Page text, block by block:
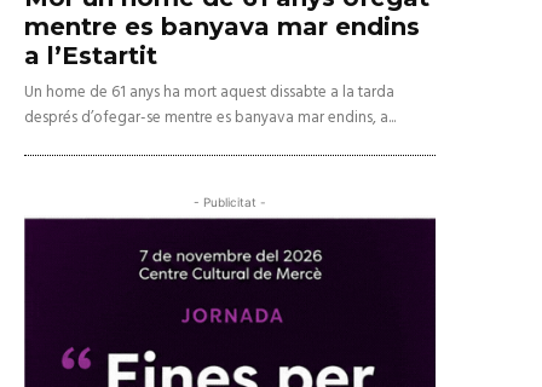
mentre es banyava mar endins
a l’Estartit
Un home de 61 anys ha mort aquest dissabte a la tarda
després d’ofegar-se mentre es banyava mar endins, a...
- Publicitat -